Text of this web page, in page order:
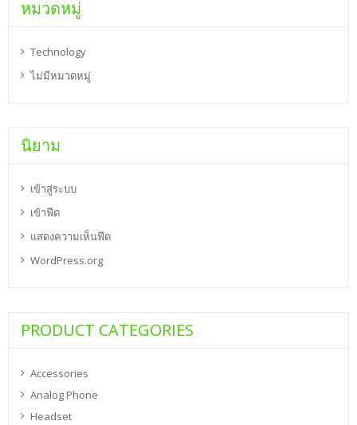
หมวดหมู่
Technology
ไม่มีหมวดหมู่
นิยาม
เข้าสู่ระบบ
เข้าฟีด
แสดงความเห็นฟีด
WordPress.org
PRODUCT CATEGORIES
Accessories
Analog Phone
Headset